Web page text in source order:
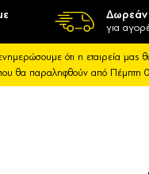
Δωρεάν
για
ότι η εταιρεία
που θα παραληφθούν από